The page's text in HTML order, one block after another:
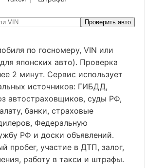
Проверить авто
по госномеру, VIN или
японских авто). Проверка
2 минут. Сервис использует
источников: ГИБДД,
автостраховщиков, суды РФ,
банки, страховые
Федеральную
РФ и доски объявлений.
пробег, участие в ДТП, залог,
работу в такси и штрафы.